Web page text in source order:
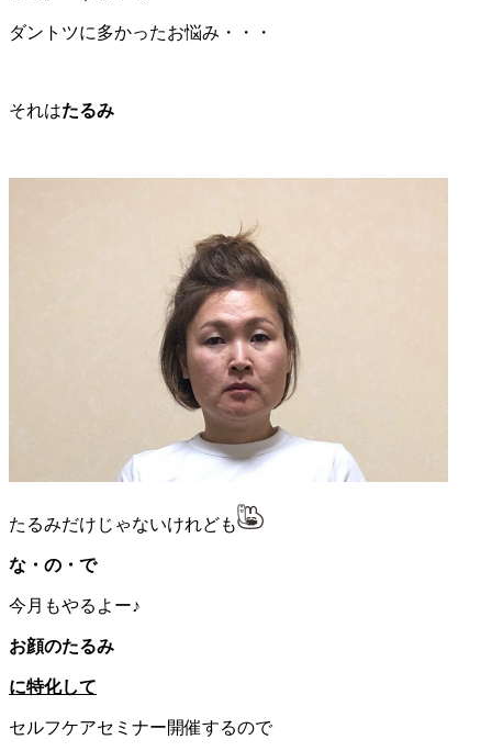
ダントツに多かったお悩み・・・
それはたるみ
たるみだけじゃないけれども
な・の・で
今月もやるよー♪
お顔のたるみ
に特化して
セルフケアセミナー開催するので